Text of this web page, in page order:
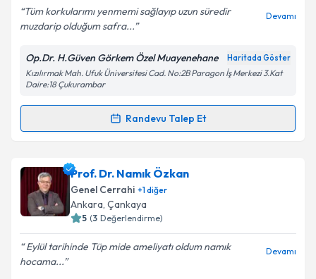
Tüm korkularımı yenmemi sağlayıp uzun süredir
muzdarip olduğum safra...
Devamı
Op.Dr. H.Güven Görkem Özel Muayenehane Haritada Göster
Kızılırmak Mah. Ufuk Üniversitesi Cad. No:2B Paragon İş Merkezi 3.Kat
Daire:18 Çukurambar
Randevu Talep Et
Randevu Takvimi Talebi
Op. Dr. Güven Görkemiçin randevu takvimi talebi
oluşturun. Size bu uzmandan randevu almanız için bir
takvim hazırlandığında e-posta ile bilgilendireceğiz.
Prof. Dr. Namık Özkan
Genel Cerrahi +1diğer
Ankara, Çankaya
5 (3 Değerlendirme)
Eylül tarihinde Tüp mide ameliyatı oldum namık
hocama...
Devamı